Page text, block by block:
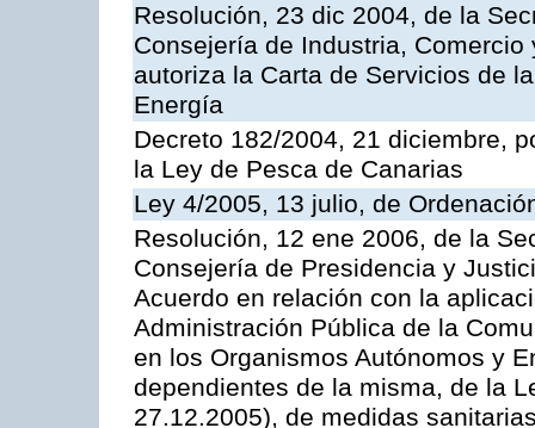
Resolución, 23 dic 2004, de la
Consejería de Industria,
autoriza la Carta de Servicios de
Energía
Decreto 182/2004, 21 diciembre,
la Ley de Pesca de Canarias
Ley 4/2005, 13 julio, de
Resolución, 12 ene 2006, de la
Consejería de Presidencia y
Acuerdo en relación con la
Administración Pública de la
en los Organismos Autónomos y
dependientes de la misma, de la
27.12.2005), de medidas